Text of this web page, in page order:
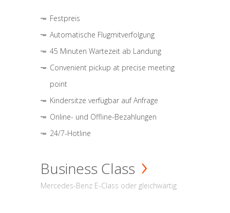
Festpreis
Automatische Flugmitverfolgung
45 Minuten Wartezeit ab Landung
Convenient pickup at precise meeting
point
Kindersitze verfügbar auf Anfrage
Online- und Offline-Bezahlungen
24/7-Hotline
Business Class
Mercedes-Benz E-Class oder gleichwärtig